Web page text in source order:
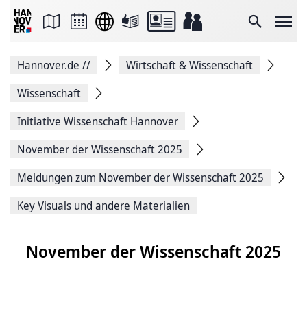
Suche
Seite
Facebook
teilen
Seitenlink
Seite
Hannover.de //
Wirtschaft & Wissenschaft
Wissenschaft
Initiative Wissenschaft Hannover
November der Wissenschaft 2025
Meldungen zum November der Wissenschaft 2025
Key Visuals und andere Materialien
November der Wissenschaft 2025